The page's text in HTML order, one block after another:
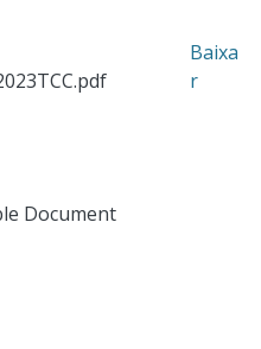
Document
Baixa
r